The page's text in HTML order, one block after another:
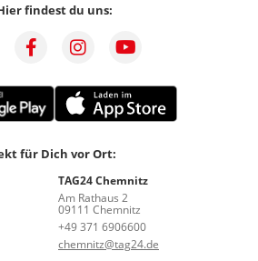
findest du uns:
für Dich vor Ort:
TAG24 Chemnitz
Am Rathaus 2
09111 Chemnitz
+49 371 6906600
chemnitz@tag24.de